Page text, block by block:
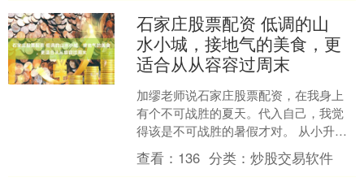
石家庄股票配资 低调的山
水小城，接地气的美食，更
适合从从容容过周末
加缪老师说石家庄股票配资，在我身上
有个不可战胜的夏天。代入自己，我觉
得该是不可战胜的暑假才对。 从小升
初，初升高，再到上大学，夏天放暑假
这件事早就埋进了DNA里....
查看： 136 分类：炒股交易软件